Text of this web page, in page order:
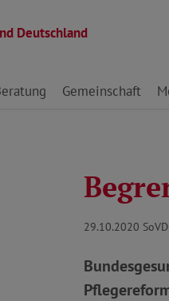
Deutschland
Inhalten springen
Gemeinschaft
29.10.2020